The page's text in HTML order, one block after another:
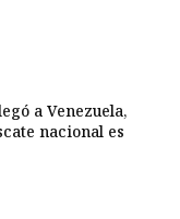
a Venezuela,
nacional es